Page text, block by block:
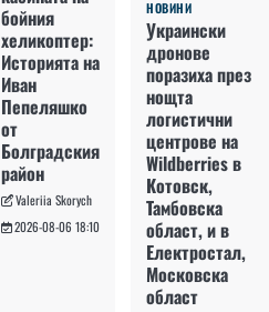
бойния
хеликоптер:
Историята на
Иван
Пепеляшко
от
Болградския
район
Valeriia Skorych
2026-08-06 18:10
НОВИНИ
Украински
дронове
поразиха през
нощта
логистични
центрове на
Wildberries в
Котовск,
Тамбовска
област, и в
Електростал,
Московска
област